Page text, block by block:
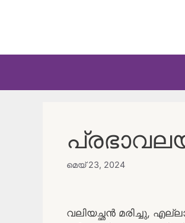
മെയ്‌ 23, 2024
വലിയച്ഛൻ മരിച്ചു,